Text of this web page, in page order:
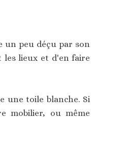
un peu déçu par son
les lieux et d'en faire
une toile blanche. Si
mobilier, ou même